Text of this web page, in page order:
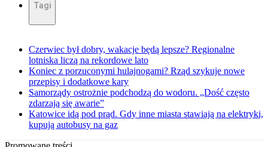
Tagi
Czerwiec był dobry, wakacje będą lepsze? Regionalne
lotniska liczą na rekordowe lato
Koniec z porzuconymi hulajnogami? Rząd szykuje nowe
przepisy i dodatkowe kary
Samorządy ostrożnie podchodzą do wodoru. „Dość często
zdarzają się awarie”
Katowice idą pod prąd. Gdy inne miasta stawiają na elektryki,
kupują autobusy na gaz